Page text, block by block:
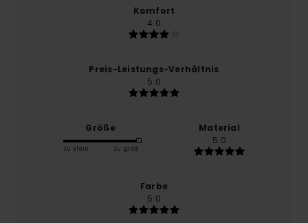
Komfort
4.0
Preis-Leistungs-Verhältnis
5.0
Größe
Zu klein Zu groß
Material
5.0
Farbe
5.0